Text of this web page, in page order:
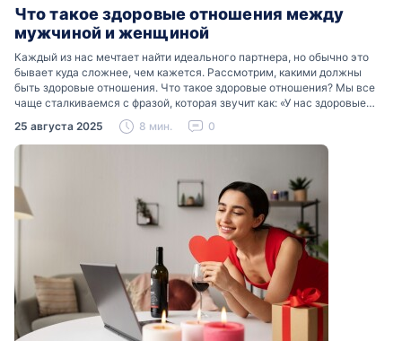
Что такое здоровые отношения между
мужчиной и женщиной
Каждый из нас мечтает найти идеального партнера, но обычно это
бывает куда сложнее, чем кажется. Рассмотрим, какими должны
быть здоровые отношения. Что такое здоровые отношения? Мы все
чаще сталкиваемся с фразой, которая звучит как: «У нас здоровые
отношения». Что именно подразумевается…
25 августа 2025 8 мин. 0